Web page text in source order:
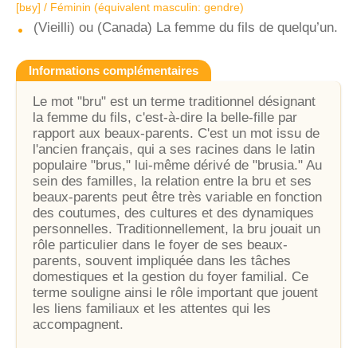
[bʁy] / Féminin (équivalent masculin: gendre)
(Vieilli) ou (Canada) La femme du fils de quelqu’un.
Informations complémentaires
Le mot "bru" est un terme traditionnel désignant
la femme du fils, c'est-à-dire la belle-fille par
rapport aux beaux-parents. C'est un mot issu de
l'ancien français, qui a ses racines dans le latin
populaire "brus," lui-même dérivé de "brusia." Au
sein des familles, la relation entre la bru et ses
beaux-parents peut être très variable en fonction
des coutumes, des cultures et des dynamiques
personnelles. Traditionnellement, la bru jouait un
rôle particulier dans le foyer de ses beaux-
parents, souvent impliquée dans les tâches
domestiques et la gestion du foyer familial. Ce
terme souligne ainsi le rôle important que jouent
les liens familiaux et les attentes qui les
accompagnent.